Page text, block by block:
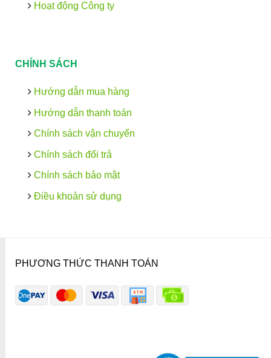
Hoạt động Công ty
CHÍNH SÁCH
Hướng dẫn mua hàng
Hướng dẫn thanh toán
Chính sách vận chuyển
Chính sách đổi trả
Chính sách bảo mật
Điều khoản sử dụng
PHƯƠNG THỨC THANH TOÁN